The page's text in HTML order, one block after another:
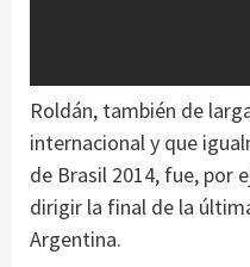
Roldán, también de
internacional y que
de Brasil 2014, fue, por
dirigir la final de la
Argentina.